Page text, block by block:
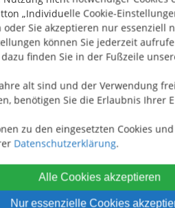
„Individuelle Cookie-
Sie akzeptieren nur essenziell
können Sie jederzeit
finden Sie in der Fußzeile
alt sind und der Verwendung
benötigen Sie die Erlaubnis Ihrer
zu den eingesetzten Cookies
Datenschutzerklärung.
Alle Cookies akzeptieren
Nur essenzielle Cookies
festgelegten
Konditionen.
und erhalten Sie
der Bestätigung Ihrer
„ Vorauszahlung ”
zu 20 % Rabatt
und